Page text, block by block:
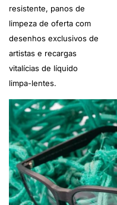
resistente, panos de
limpeza de oferta com
desenhos exclusivos de
artistas e recargas
vitalícias de líquido
limpa-lentes.